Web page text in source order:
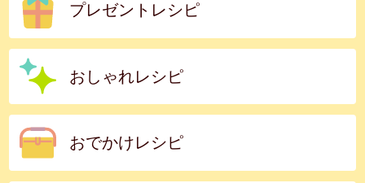
プレゼントレシピ
おしゃれレシピ
おでかけレシピ